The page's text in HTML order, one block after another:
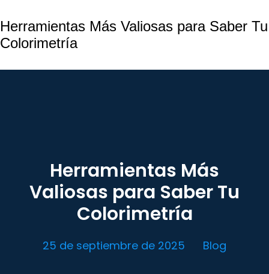
Herramientas Más Valiosas para Saber Tu
Colorimetría
Herramientas Más
Valiosas para Saber Tu
Colorimetría
25 de septiembre de 2025 Blog